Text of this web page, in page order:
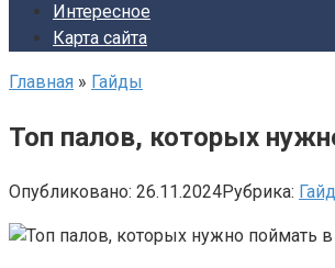
Интересное
Карта сайта
Главная » Гайды
Топ палов, которых
Опубликовано: 26.11.2024Рубрика: